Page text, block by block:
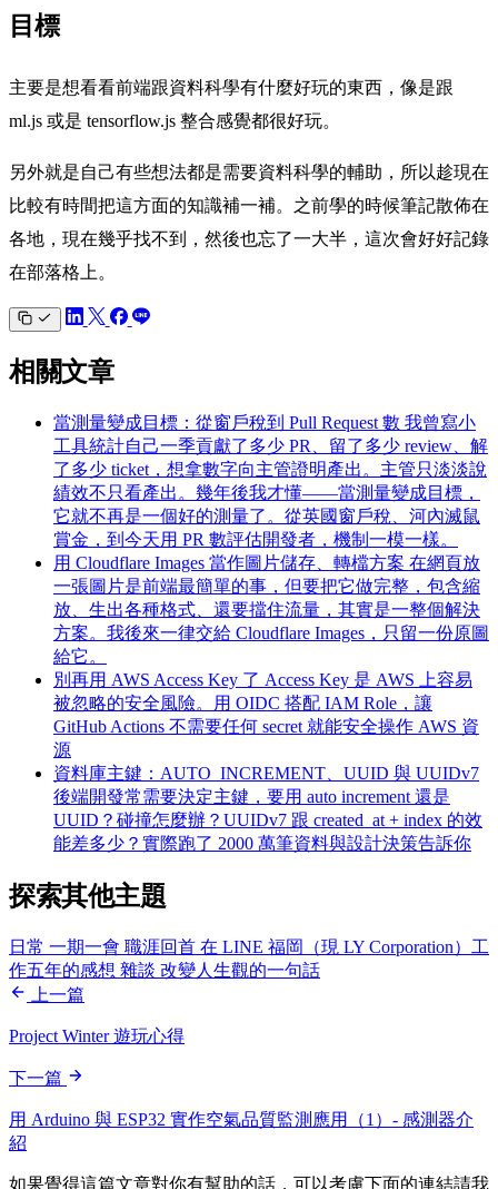
目標
主要是想看看前端跟資料科學有什麼好玩的東西，像是跟
ml.js 或是 tensorflow.js 整合感覺都很好玩。
另外就是自己有些想法都是需要資料科學的輔助，所以趁現在
比較有時間把這方面的知識補一補。之前學的時候筆記散佈在
各地，現在幾乎找不到，然後也忘了一大半，這次會好好記錄
在部落格上。
相關文章
當測量變成目標：從窗戶稅到 Pull Request 數 我曾寫小
工具統計自己一季貢獻了多少 PR、留了多少 review、解
了多少 ticket，想拿數字向主管證明產出。主管只淡淡說
績效不只看產出。幾年後我才懂——當測量變成目標，
它就不再是一個好的測量了。從英國窗戶稅、河內滅鼠
賞金，到今天用 PR 數評估開發者，機制一模一樣。
用 Cloudflare Images 當作圖片儲存、轉檔方案 在網頁放
一張圖片是前端最簡單的事，但要把它做完整，包含縮
放、生出各種格式、還要擋住流量，其實是一整個解決
方案。我後來一律交給 Cloudflare Images，只留一份原圖
給它。
別再用 AWS Access Key 了 Access Key 是 AWS 上容易
被忽略的安全風險。用 OIDC 搭配 IAM Role，讓
GitHub Actions 不需要任何 secret 就能安全操作 AWS 資
源
資料庫主鍵：AUTO_INCREMENT、UUID 與 UUIDv7
後端開發常需要決定主鍵，要用 auto increment 還是
UUID？碰撞怎麼辦？UUIDv7 跟 created_at + index 的效
能差多少？實際跑了 2000 萬筆資料與設計決策告訴你
探索其他主題
日常 一期一會 職涯回首 在 LINE 福岡（現 LY Corporation）工
作五年的感想 雜談 改變人生觀的一句話
上一篇
Project Winter 遊玩心得
下一篇
用 Arduino 與 ESP32 實作空氣品質監測應用（1）- 感測器介
紹
如果覺得這篇文章對你有幫助的話，可以考慮下面的連結請我